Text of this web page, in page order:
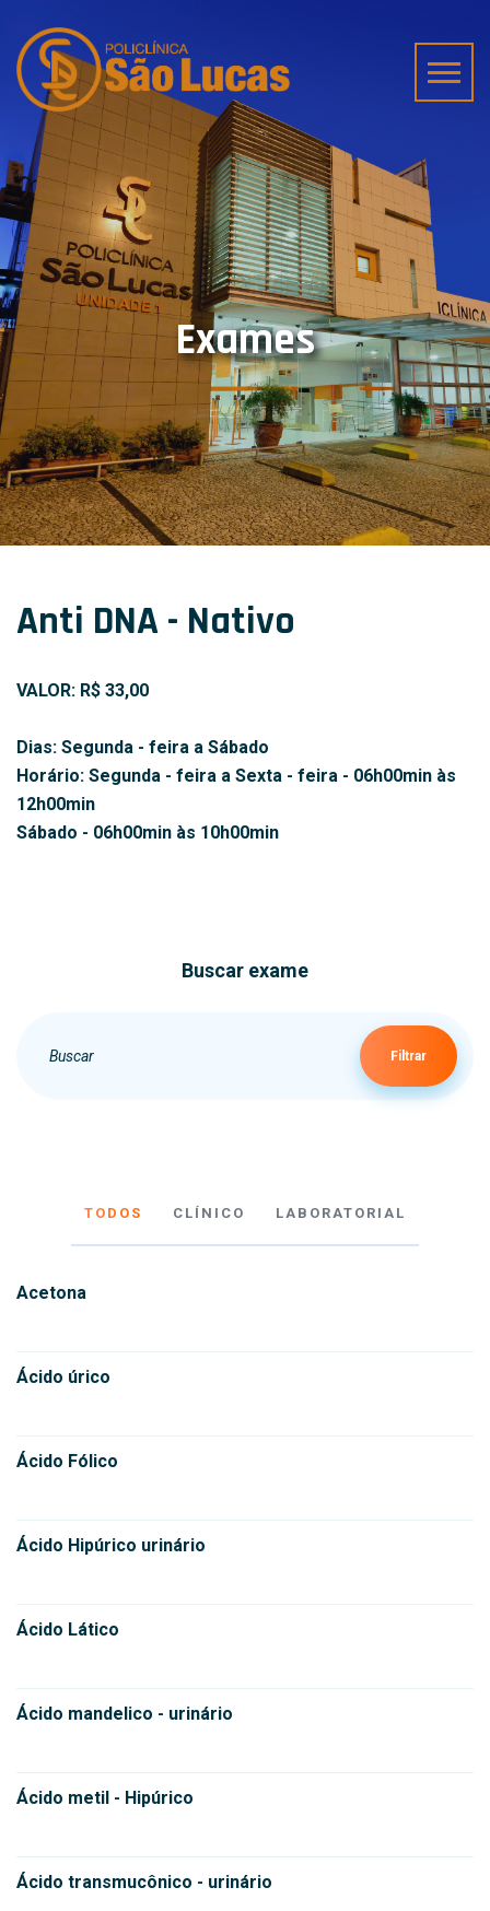
Exames
Anti DNA - Nativo
VALOR: R$ 33,00
Dias: Segunda - feira a Sábado
Horário: Segunda - feira a Sexta - feira - 06h00min às
12h00min
Sábado - 06h00min às 10h00min
Buscar exame
Filtrar
TODOS CLÍNICO LABORATORIAL
Acetona
Ácido úrico
Ácido Fólico
Ácido Hipúrico urinário
Ácido Lático
Ácido mandelico - urinário
Ácido metil - Hipúrico
Ácido transmucônico - urinário